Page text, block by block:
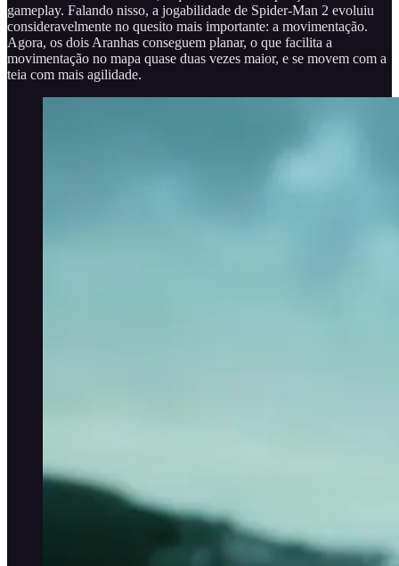
gameplay. Falando nisso, a jogabilidade de Spider-Man 2 evoluiu
consideravelmente no quesito mais importante: a movimentação.
Agora, os dois Aranhas conseguem planar, o que facilita a
movimentação no mapa quase duas vezes maior, e se movem com a
teia com mais agilidade.